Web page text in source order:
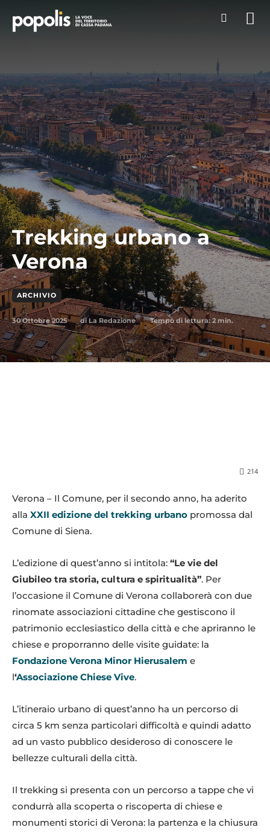
Trekking urbano a
Verona
ARCHIVIO
30 Ottobre 2025 di La Redazione Tempo di lettura:2min.
214
Verona – Il Comune, per il secondo anno, ha aderito
alla XXII edizione del trekking urbano promossa dal
Comune di Siena.
L’edizione di quest’anno si intitola: “Le vie del
Giubileo tra storia, cultura e spiritualità”. Per
l’occasione il Comune di Verona collaborerà con due
rinomate associazioni cittadine che gestiscono il
patrimonio ecclesiastico della città e che apriranno le
chiese e proporranno delle visite guidate: la
Fondazione Verona Minor Hierusalem e
l‘Associazione Chiese Vive.
L’itineraio urbano di quest’anno ha un percorso di
circa 5 km senza particolari difficoltà e quindi adatto
ad un vasto pubblico desideroso di conoscere le
bellezze culturali della città.
Il trekking si presenta con un percorso a tappe che vi
condurrà alla scoperta o riscoperta di chiese e
monumenti storici di Verona: la partenza e la chiusura